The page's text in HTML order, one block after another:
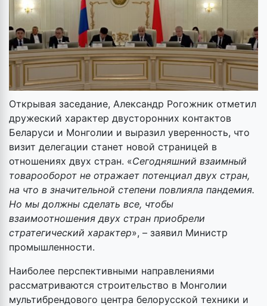
Открывая заседание, Александр Рогожник отметил
дружеский характер двусторонних контактов
Беларуси и Монголии и выразил уверенность, что
визит делегации станет новой страницей в
отношениях двух стран. «Сегодняшний взаимный
товарооборот не отражает потенциал двух стран,
на что в значительной степени повлияла пандемия.
Но мы должны сделать все, чтобы
взаимоотношения двух стран приобрели
стратегический характер», – заявил Министр
промышленности.
Наиболее перспективными направлениями
рассматриваются строительство в Монголии
мультибрендового центра белорусской техники и